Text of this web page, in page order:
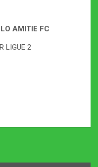
AMITIE FC
LIGUE 2